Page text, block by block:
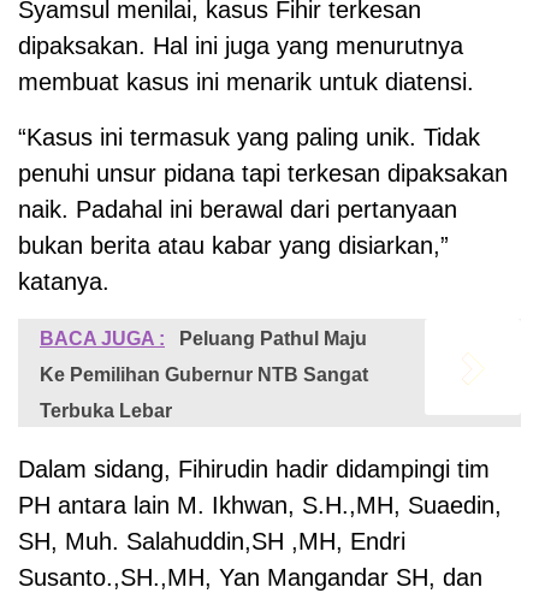
Syamsul menilai, kasus Fihir terkesan
dipaksakan. Hal ini juga yang menurutnya
membuat kasus ini menarik untuk diatensi.
“Kasus ini termasuk yang paling unik. Tidak
penuhi unsur pidana tapi terkesan dipaksakan
naik. Padahal ini berawal dari pertanyaan
bukan berita atau kabar yang disiarkan,”
katanya.
BACA JUGA :
Peluang Pathul Maju
Ke Pemilihan Gubernur NTB Sangat
Terbuka Lebar
Dalam sidang, Fihirudin hadir didampingi tim
PH antara lain M. Ikhwan, S.H.,MH, Suaedin,
SH, Muh. Salahuddin,SH ,MH, Endri
Susanto.,SH.,MH, Yan Mangandar SH, dan